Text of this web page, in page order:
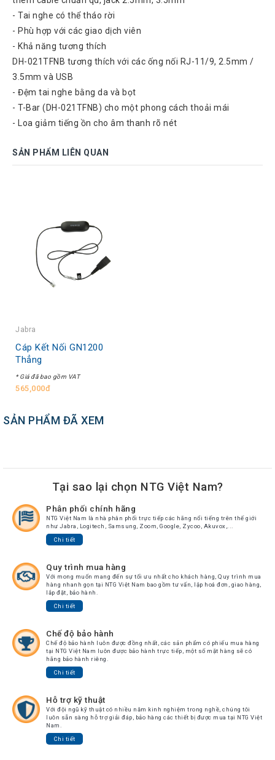
Atcom
Phones
Sangoma
Polycom
Phones
AudioCodes
Phones
HỖ
TRỢ
Đặt
Hàng
Giới
Phẩm
Chính
Sách
Chính
Sách
Hiệu
Chính
Dịch
Vụ
- Tai nghe có thể tháo rời
- Phù hợp với các giao dịch viên
- Khả năng tương thích
DH-021TFNB tương thích với các ống nối RJ-11/9, 2.5mm /
3.5mm và USB
- Đệm tai nghe bằng da và bọt
- T-Bar (DH-021TFNB) cho một phong cách thoải mái
- Loa giảm tiếng ồn cho âm thanh rõ nét
SẢN PHẨM LIÊN QUAN
Jabra
Cáp Kết Nối GN1200
Thẳng
* Giá đã bao gồm VAT
565,000đ
SẢN PHẨM ĐÃ XEM
Tại sao lại chọn NTG Việt Nam?
Phân phối chính hãng
NTG Việt Nam là nhà phân phối trực tiếp các hãng nổi tiếng trên thế giới
như Jabra, Logitech, Samsung, Zoom, Google, Zycoo, Akuvox,...
Chi tiết
Quy trình mua hàng
Với mong muốn mang đến sự tối ưu nhất cho khách hàng, Quy trình mua
hàng nhanh gọn tại NTG Việt Nam bao gồm tư vấn, lập hoá đơn, giao hàng,
lắp đặt, bảo hành.
Chi tiết
Chế độ bảo hành
Chế độ bảo hành luôn được đồng nhất, các sản phẩm có phiếu mua hàng
tại NTG Việt Nam luôn được bảo hành trực tiếp, một số mặt hàng sẽ có
hãng bảo hành riêng.
Chi tiết
Hỗ trợ kỹ thuật
Với đội ngũ kỹ thuật có nhiều năm kinh nghiệm trong nghề, chúng tôi
luôn sẵn sàng hỗ trợ giải đáp, bảo hàng các thiết bị được mua tại NTG Việt
Nam.
Chi tiết